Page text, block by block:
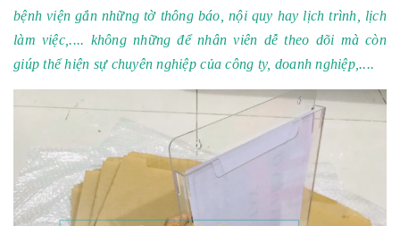
bệnh viện gắn những tờ thông báo, nội quy hay lịch trình, lịch
làm việc,.... không những để nhân viên dễ theo dõi mà còn
giúp thể hiện sự chuyên nghiệp của công ty, doanh nghiệp,....